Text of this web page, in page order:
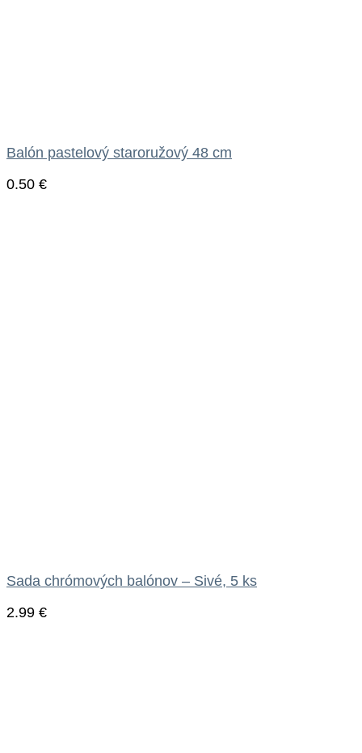
Balón pastelový staroružový 48 cm
0.50 €
Sada chrómových balónov – Sivé, 5 ks
2.99 €